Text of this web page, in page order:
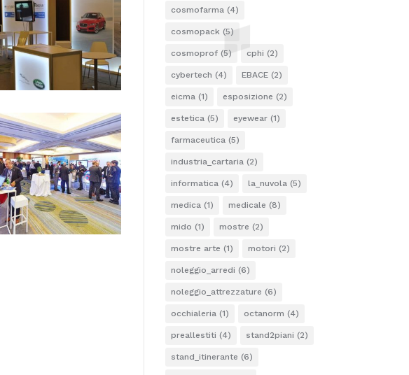
cosmofarma(4)
cosmopack(5)
cosmoprof(5) cphi (2)
cybertech (4) EBACE(2)
eicma(1) esposizione (2)
estetica(5) eyewear(1)
farmaceutica(5)
industria_cartaria(2)
informatica(4) la_nuvola(5)
medica(1) medicale (8)
mido (1) mostre (2)
mostre arte (1) motori (2)
noleggio_arredi (6)
noleggio_attrezzature (6)
occhialeria(1) octanorm (4)
preallestiti (4) stand2piani (2)
stand_itinerante (6)